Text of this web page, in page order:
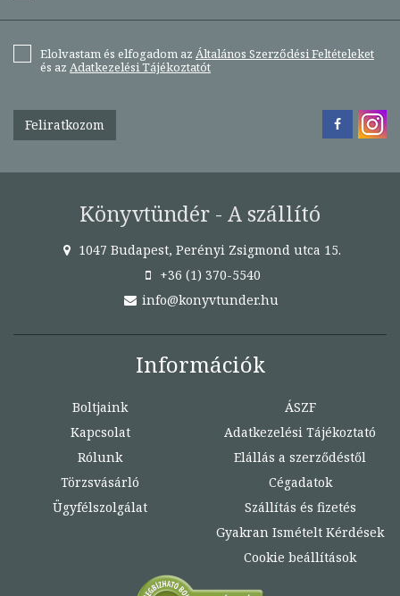
Elolvastam és elfogadom az Általános Szerződési Feltételeket
és az Adatkezelési Tájékoztatót
Feliratkozom
Könyvtündér - A szállító
1047 Budapest, Perényi Zsigmond utca 15.
+36 (1) 370-5540
info@konyvtunder.hu
Információk
Boltjaink
Kapcsolat
Rólunk
Törzsvásárló
Ügyfélszolgálat
ÁSZF
Adatkezelési Tájékoztató
Elállás a szerződéstől
Cégadatok
Szállítás és fizetés
Gyakran Ismételt Kérdések
Cookie beállítások